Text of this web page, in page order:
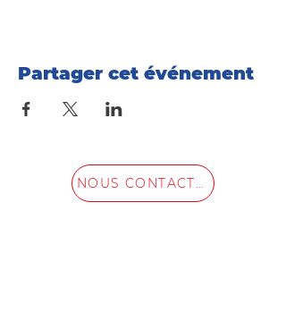
Partager cet événement
NOUS CONTACTER